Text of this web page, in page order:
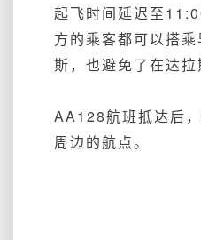
起飞时间延迟至
方的乘客都可以搭
斯，也避免了在达拉
AA128航班抵达后
周边的航点。